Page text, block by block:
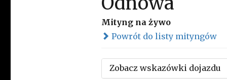
Mityng na żywo
Powrót do listy mityngów
Zobacz wskazówki dojazdu